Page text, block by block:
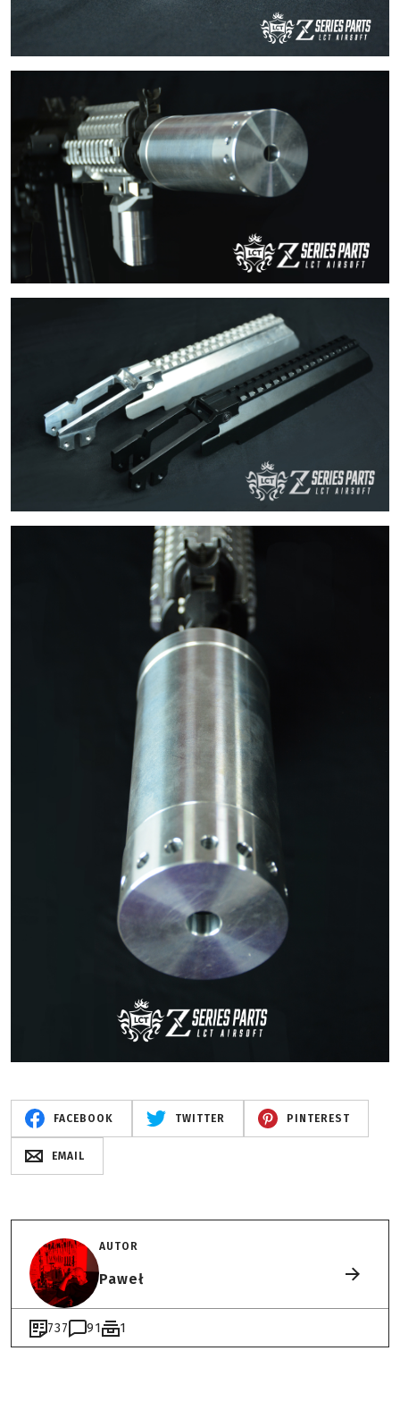
FACEBOOK TWITTER PINTEREST
EMAIL
AUTOR
Paweł
737 91 1